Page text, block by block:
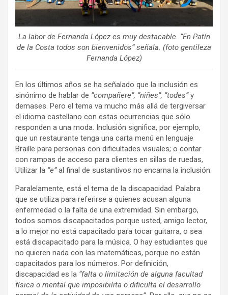
La labor de Fernanda López es muy destacable. “En Patín
de la Costa todos son bienvenidos” señala. (foto gentileza
Fernanda López)
En los últimos años se ha señalado que la inclusión es
sinónimo de hablar de “compañere”, “niñes”, “todes”y
demases. Pero el tema va mucho más allá de tergiversar
el idioma castellano con estas ocurrencias que sólo
responden a una moda. Inclusión significa, por ejemplo,
que un restaurante tenga una carta menú en lenguaje
Braille para personas con dificultades visuales; o contar
con rampas de acceso para clientes en sillas de ruedas,
Utilizar la “e”al final de sustantivos no encarna la inclusión.
Paralelamente, está el tema de la discapacidad. Palabra
que se utiliza para referirse a quienes acusan alguna
enfermedad o la falta de una extremidad. Sin embargo,
todos somos discapacitados porque usted, amigo lector,
a lo mejor no está capacitado para tocar guitarra, o sea
está discapacitado para la música. O hay estudiantes que
no quieren nada con las matemáticas, porque no están
capacitados para los números. Por definición,
discapacidad es la “falta o limitación de alguna facultad
física o mental que imposibilita o dificulta el desarrollo